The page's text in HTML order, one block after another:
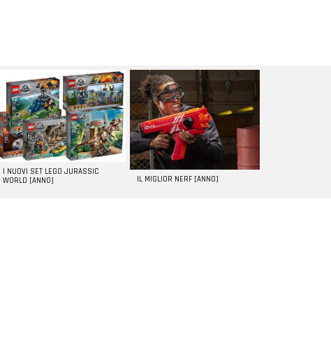
I NUOVI SET LEGO JURASSIC
WORLD [ANNO]
IL MIGLIOR NERF [ANNO]